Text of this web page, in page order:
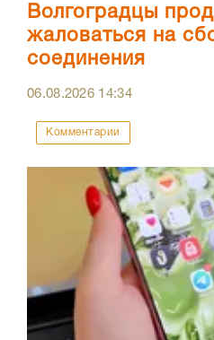
Волгоградцы
жаловаться на
соединения
06.08.2026 14:34
Комментарии